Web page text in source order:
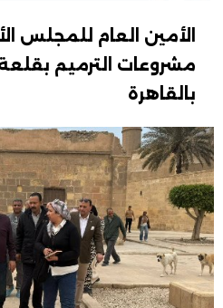
الأمين العام للمجلس
مشروعات الترميم
بالقاهرة